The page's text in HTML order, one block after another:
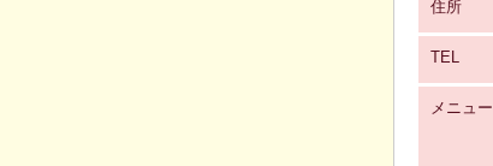
住所
TEL
メニュー